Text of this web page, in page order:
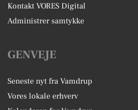
Kontakt VORES Digital
Administrer samtykke
GENVEJE
Seneste nyt fra Vamdrup
Vores lokale erhverv